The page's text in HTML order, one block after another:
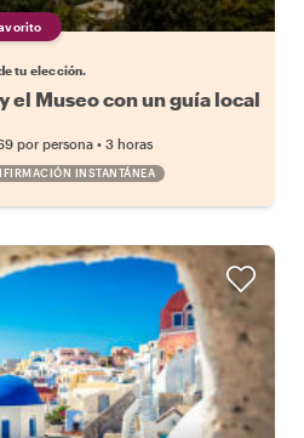
tu elección.
el Museo con un guía local
por persona • 3 horas
INSTANTÁNEA